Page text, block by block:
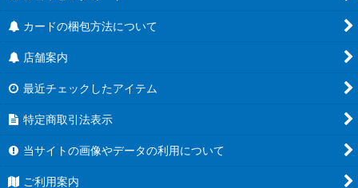
カードの梱包方法について
店舗案内
最近チェックしたアイテム
特定商取引法表示
当サイトの画像やデータの利用について
ご利用案内